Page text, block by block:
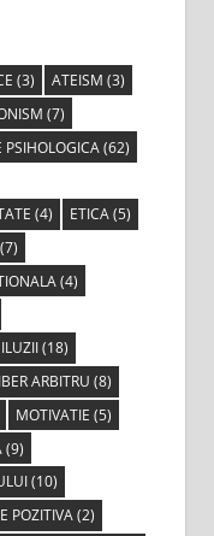
(3) ATEISM (3)
(7)
PSIHOLOGICA(62)
(4) ETICA(5)
(7)
(4)
ILUZII(18)
ARBITRU (8)
MOTIVATIE (5)
(9)
(10)
POZITIVA(2)